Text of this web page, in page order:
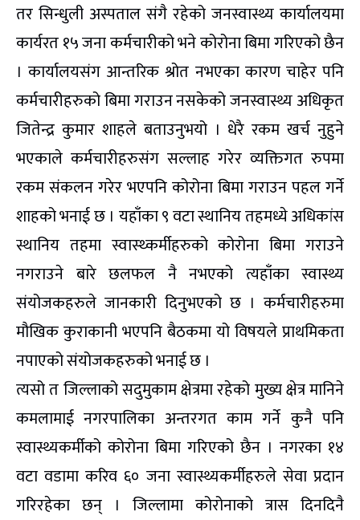
तर सिन्धुली अस्पताल संगै रहेको जनस्वास्थ्य कार्यालयमा
कार्यरत १५ जना कर्मचारीको भने कोरोना बिमा गरिएको छैन
। कार्यालयसंग आन्तरिक श्रोत नभएका कारण चाहेर पनि
कर्मचारीहरुको बिमा गराउन नसकेको जनस्वास्थ्य अधिकृत
जितेन्द्र कुमार शाहले बताउनुभयो । धेरै रकम खर्च नुहुने
भएकाले कर्मचारीहरुसंग सल्लाह गरेर व्यक्तिगत रुपमा
रकम संकलन गरेर भएपनि कोरोना बिमा गराउन पहल गर्ने
शाहको भनाई छ । यहाँका ९ वटा स्थानिय तहमध्ये अधिकांस
स्थानिय तहमा स्वास्थ्कर्मीहरुको कोरोना बिमा गराउने
नगराउने बारे छलफल नै नभएको त्यहाँका स्वास्थ्य
संयोजकहरुले जानकारी दिनुभएको छ । कर्मचारीहरुमा
मौखिक कुराकानी भएपनि बैठकमा यो विषयले प्राथमिकता
नपाएको संयोजकहरुको भनाई छ ।
त्यसो त जिल्लाको सदुमुकाम क्षेत्रमा रहेको मुख्य क्षेत्र मानिने
कमलामाई नगरपालिका अन्तरगत काम गर्ने कुनै पनि
स्वास्थ्यकर्मीको कोरोना बिमा गरिएको छैन । नगरका १४
वटा वडामा करिव ६० जना स्वास्थ्यकर्मीहरुले सेवा प्रदान
गरिरहेका छन् । जिल्लामा कोरोनाको त्रास दिनदिनै